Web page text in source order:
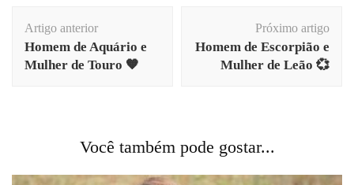
de
post
Artigo anterior
Homem de Aquário e
Mulher de Touro 🧡
Próximo artigo
Homem de Escorpião e
Mulher de Leão 💞
Você também pode gostar...